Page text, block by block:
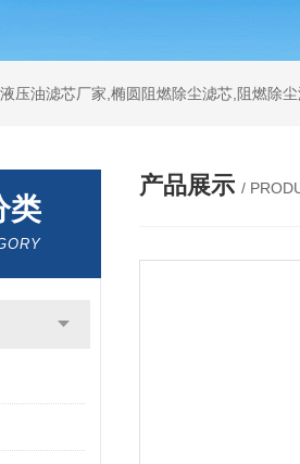
压油滤芯厂家,椭圆阻燃除尘滤芯,阻燃除
类
产品展示 /